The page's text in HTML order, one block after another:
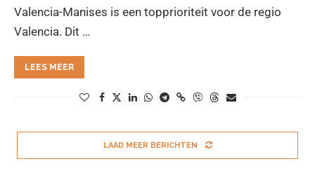
Valencia-Manises is een topprioriteit voor de regio
Valencia. Dit …
LEES MEER
LAAD MEER BERICHTEN